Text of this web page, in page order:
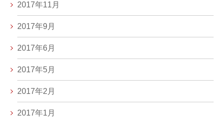
2017年11月
2017年9月
2017年6月
2017年5月
2017年2月
2017年1月